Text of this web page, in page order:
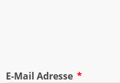
E-Mail Adresse